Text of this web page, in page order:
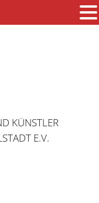
KÜNSTLER
E.V.